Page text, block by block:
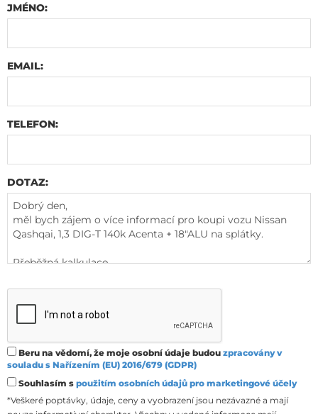
JMÉNO:
EMAIL:
TELEFON:
DOTAZ:
Beru na vědomí, že moje osobní údaje budou zpracovány v
souladu s Nařízením (EU) 2016/679 (GDPR)
Souhlasím s použitím osobních údajů pro marketingové účely
*Veškeré poptávky, údaje, ceny a vyobrazení jsou nezávazné a mají